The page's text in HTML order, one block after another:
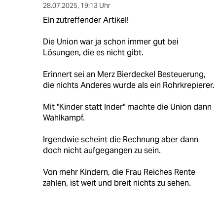
28.07.2025, 19:13 Uhr
Ein zutreffender Artikel!
Die Union war ja schon immer gut bei
Lösungen, die es nicht gibt.
Erinnert sei an Merz Bierdeckel Besteuerung,
die nichts Anderes wurde als ein Rohrkrepierer.
Mit "Kinder statt Inder" machte die Union dann
Wahlkampf.
Irgendwie scheint die Rechnung aber dann
doch nicht aufgegangen zu sein.
Von mehr Kindern, die Frau Reiches Rente
zahlen, ist weit und breit nichts zu sehen.